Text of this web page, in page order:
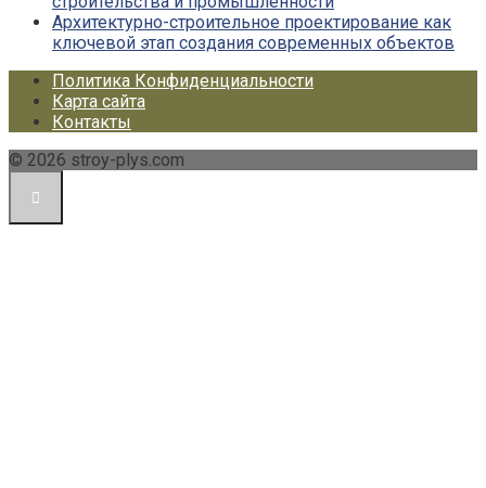
Архитектурно-строительное проектирование как
ключевой этап создания современных объектов
Политика Конфиденциальности
Карта сайта
Контакты
© 2026 stroy-plys.com